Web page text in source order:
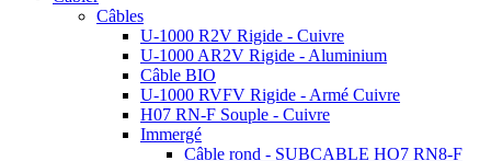
Câbles
U-1000 R2V Rigide - Cuivre
U-1000 AR2V Rigide - Aluminium
Câble BIO
U-1000 RVFV Rigide - Armé Cuivre
H07 RN-F Souple - Cuivre
Immergé
Câble rond - SUBCABLE HO7 RN8-F